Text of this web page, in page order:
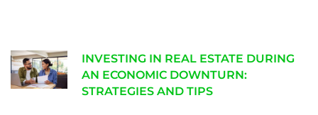
INVESTING IN REAL ESTATE DURING
AN ECONOMIC DOWNTURN:
STRATEGIES AND TIPS